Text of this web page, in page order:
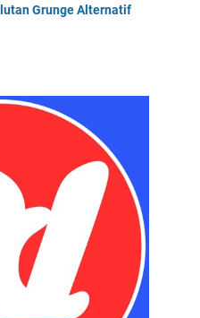
Grunge Alternatif